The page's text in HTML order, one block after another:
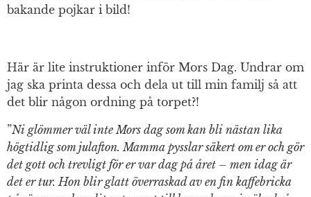
bakande pojkar i bild!
Här är lite instruktioner inför Mors Dag. Undrar om
jag ska printa dessa och dela ut till min familj så att
det blir någon ordning på torpet?!
”Ni glömmer väl inte Mors dag som kan bli nästan lika
högtidlig som julafton. Mamma pysslar säkert om er och gör
det gott och trevligt för er var dag på året – men idag är
det er tur. Hon blir glatt överraskad av en fin kaffebricka